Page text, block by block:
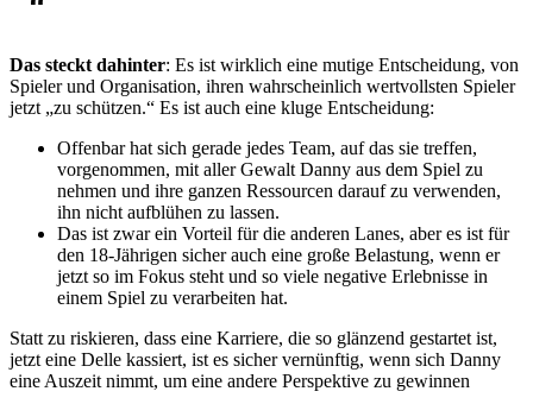
Das steckt dahinter: Es ist wirklich eine mutige Entscheidung, von
Spieler und Organisation, ihren wahrscheinlich wertvollsten Spieler
jetzt „zu schützen.“ Es ist auch eine kluge Entscheidung:
Offenbar hat sich gerade jedes Team, auf das sie treffen,
vorgenommen, mit aller Gewalt Danny aus dem Spiel zu
nehmen und ihre ganzen Ressourcen darauf zu verwenden,
ihn nicht aufblühen zu lassen.
Das ist zwar ein Vorteil für die anderen Lanes, aber es ist für
den 18-Jährigen sicher auch eine große Belastung, wenn er
jetzt so im Fokus steht und so viele negative Erlebnisse in
einem Spiel zu verarbeiten hat.
Statt zu riskieren, dass eine Karriere, die so glänzend gestartet ist,
jetzt eine Delle kassiert, ist es sicher vernünftig, wenn sich Danny
eine Auszeit nimmt, um eine andere Perspektive zu gewinnen